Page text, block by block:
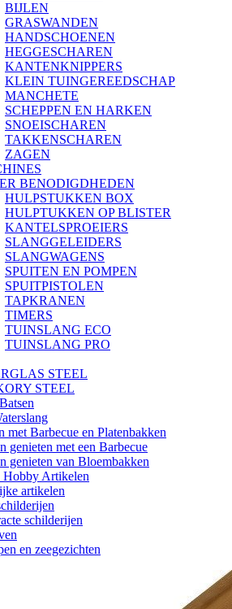
BIJLEN
GRASWANDEN
HANDSCHOENEN
HEGGESCHAREN
KANTENKNIPPERS
KLEIN TUINGEREEDSCHAP
MANCHETE
SCHEPPEN EN HARKEN
SNOEISCHAREN
TAKKENSCHAREN
ZAGEN
BENODIGDHEDEN
HULPSTUKKEN BOX
HULPTUKKEN OP BLISTER
KANTELSPROEIERS
SLANGGELEIDERS
SLANGWAGENS
SPUITEN EN POMPEN
SPUITPISTOLEN
TAPKRANEN
TIMERS
TUINSLANG ECO
TUINSLANG PRO
STEEL
STEEL
met Barbecue en Platenbakken
genieten met een Barbecue
genieten van Bloembakken
Hobby Artikelen
artikelen
schilderijen
en zeegezichten